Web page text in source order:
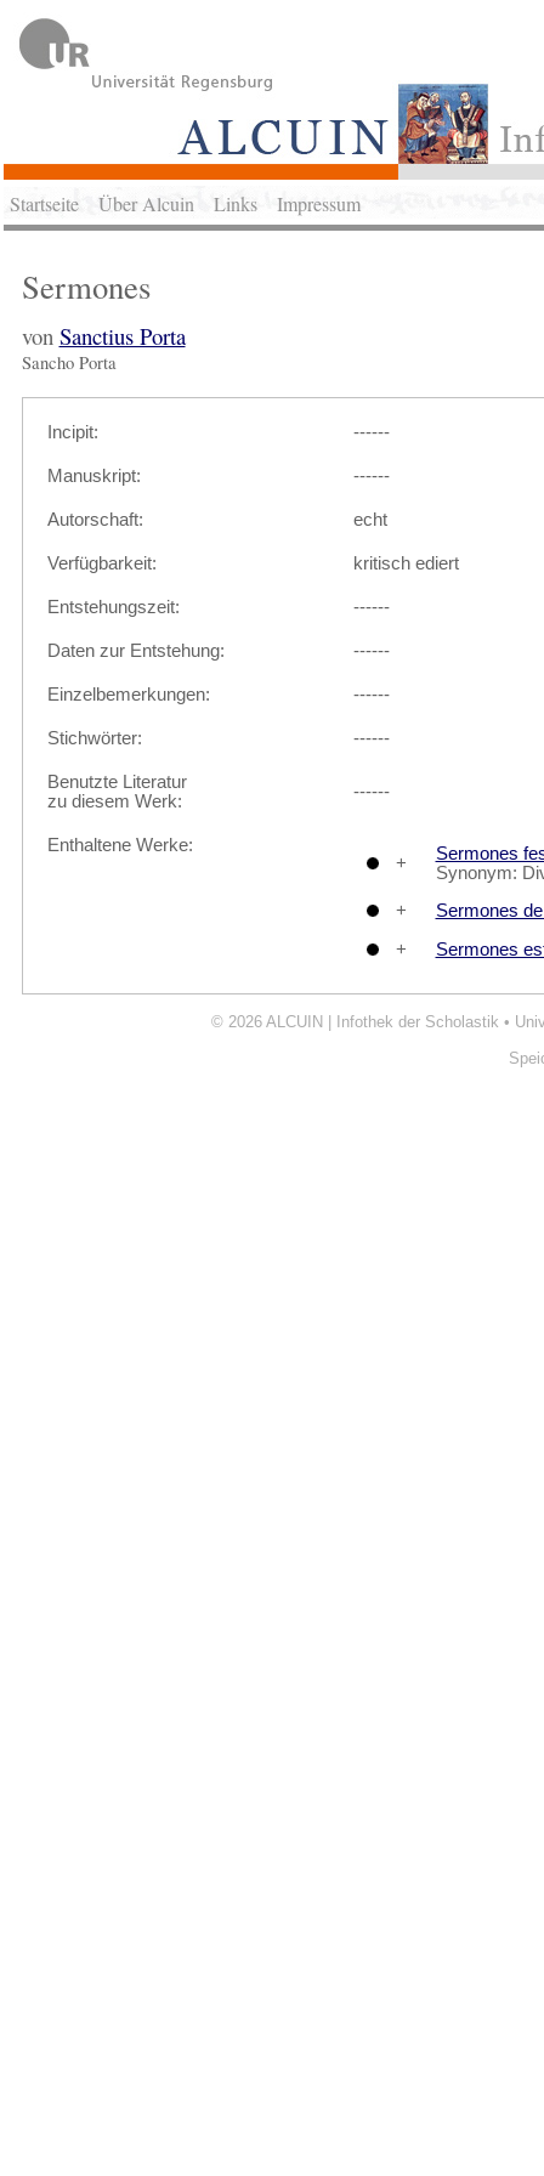
Startseite Über Alcuin Links Impressum
Sermones
von Sanctius Porta
Sancho Porta
Incipit: ------
Manuskript: ------
Autorschaft: echt
Verfügbarkeit: kritisch ediert
Entstehungszeit: ------
Daten zur Entstehung: ------
Einzelbemerkungen: ------
Stichwörter: ------
Benutzte Literatur
zu diesem Werk:
------
Enthaltene Werke:
+
Sermones
Synonym:
+
Sermones
+
Sermones
© 2026 ALCUIN | Infothek der Scholastik •